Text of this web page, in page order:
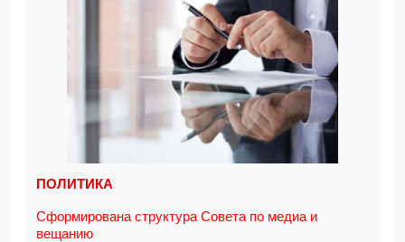
ПОЛИТИКА
Сформирована структура Совета по медиа и
вещанию